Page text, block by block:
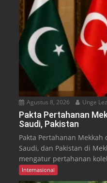
Agustus 8, 2026 Unge
Pakta Pertahanan
Saudi, Pakistan
Pakta Pertahanan
Saudi, dan Pakistan di
mengatur pertahanan
Internasional